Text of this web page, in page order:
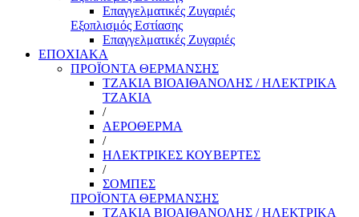
Επαγγελματικές Ζυγαριές
Εξοπλισμός Εστίασης
Επαγγελματικές Ζυγαριές
ΕΠΟΧΙΑΚΑ
ΠΡΟΪΟΝΤΑ ΘΕΡΜΑΝΣΗΣ
ΤΖΑΚΙΑ ΒΙΟΑΙΘΑΝΟΛΗΣ / ΗΛΕΚΤΡΙΚΑ
ΤΖΑΚΙΑ
/
ΑΕΡΟΘΕΡΜΑ
/
ΗΛΕΚΤΡΙΚΕΣ ΚΟΥΒΕΡΤΕΣ
/
ΣΟΜΠΕΣ
ΠΡΟΪΟΝΤΑ ΘΕΡΜΑΝΣΗΣ
ΤΖΑΚΙΑ ΒΙΟΑΙΘΑΝΟΛΗΣ / ΗΛΕΚΤΡΙΚΑ